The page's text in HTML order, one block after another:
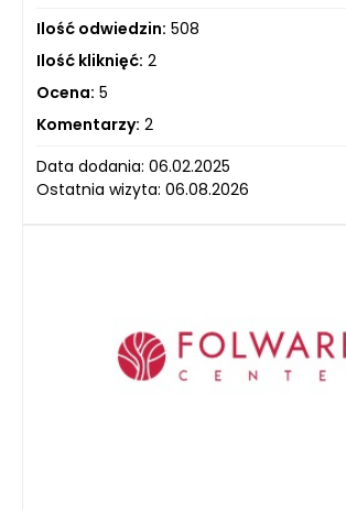
Ilość odwiedzin: 508
Ilość kliknięć: 2
Ocena: 5
Komentarzy: 2
Data dodania: 06.02.2025
Ostatnia wizyta: 06.08.2026